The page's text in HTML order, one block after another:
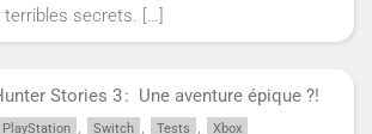
terribles secrets. […]
Stories 3 : Une aventure épique ?!
PlayStation , Switch , Tests , Xbox